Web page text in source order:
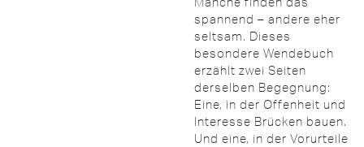
spannend – andere eher
seltsam. Dieses
besondere Wendebuch
erzählt zwei Seiten
derselben Begegnung:
Eine, in der Offenheit und
Interesse Brücken bauen.
Und eine, in der Vorurteile